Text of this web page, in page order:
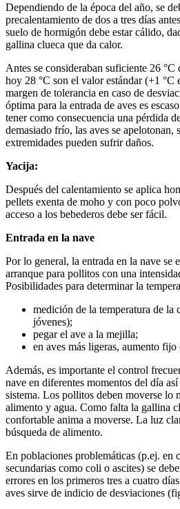
Dependiendo de la época del año, se
precalentamiento de dos a tres días
suelo de hormigón debe estar cálido,
gallina clueca que da calor.
Antes se consideraban suficiente 26 °C
hoy 28 °C son el valor estándar (+1 °C
margen de tolerancia en caso de
óptima para la entrada de aves es
tener como consecuencia una pérdida
demasiado frío, las aves se apelotonan,
extremidades pueden sufrir daños.
Yacija:
Después del calentamiento se aplica
pellets exenta de moho y con poco
acceso a los bebederos debe ser fácil.
Entrada en la nave
Por lo general, la entrada en la nave se
arranque para pollitos con una
Posibilidades para determinar la
medición de la temperatura de la
jóvenes);
pegar el ave a la mejilla;
en aves más ligeras, aumento fijo
Además, es importante el control
nave en diferentes momentos del día
sistema. Los pollitos deben moverse lo
alimento y agua. Como falta la gallina
confortable anima a moverse. La luz
búsqueda de alimento.
En poblaciones problemáticas (p.ej. en
secundarias como coli o ascites) se
errores en los primeros tres a cuatro
aves sirve de indicio de desviaciones